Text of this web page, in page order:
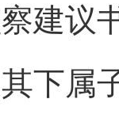
建议
下属